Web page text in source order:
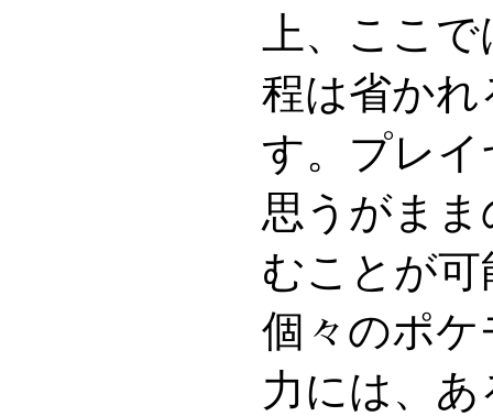
上、ここ
程は省か
す。プレ
思うがま
むことが
個々のポ
力には、